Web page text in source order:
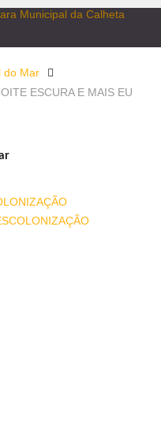
do Mar
ESCURA E MAIS EU